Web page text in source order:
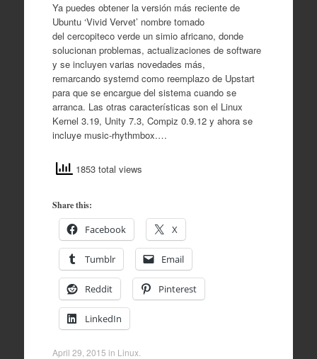
Ya puedes obtener la versión más reciente de
Ubuntu ‘Vivid Vervet’ nombre tomado
del cercopiteco verde un simio africano, donde
solucionan problemas, actualizaciones de software
y se incluyen varias novedades más,
remarcando systemd como reemplazo de Upstart
para que se encargue del sistema cuando se
arranca. Las otras características son el Linux
Kernel 3.19, Unity 7.3, Compiz 0.9.12 y ahora se
incluye music-rhythmbox.…
1853 total views
Share this:
Facebook X
Tumblr Email
Reddit Pinterest
LinkedIn
April 29, 2015 in Linux.